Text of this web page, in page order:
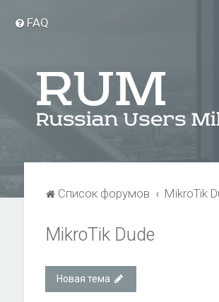
FAQ
Список форумов MikroTik
MikroTik Dude
Новая тема